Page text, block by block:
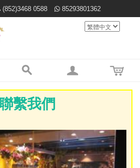
(852)3468 0588 85293801362
繫我們